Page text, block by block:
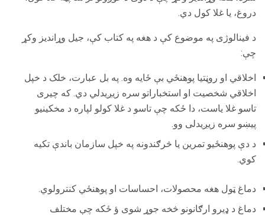
دروغ، یا غلا کول دي.
د فینالوژی په موضوع کې د هغه په ​​کتاب کې، جیل وړاندیز وکړ
چې:
اخلاقي او روڼتیا پوهنځي بې ځایه وه. په بل عبارت، خلک د خپل
اخلاقي شخصیت او استخباراتو سره زیږیدلي دي. که چیری
تاسو غلا یاست، دا ځکه چې تاسو د غلا کولو لپاره د مخکینیو
پیښو سره زیږیدلی وو.
د دې پوهنځیو تمرین یا څرګندونه په خپل سازمان باندې تکیه
کوي.
دماغ ټول هغه محصولات، احساسات او پوهنځي کنترولوي.
دماغ د ډیرو ارګانونو څخه جوړ شوی ؤ ځکه چې مختلف